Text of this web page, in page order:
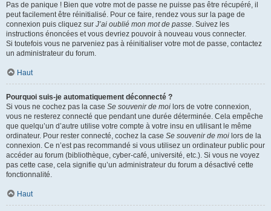
Pas de panique ! Bien que votre mot de passe ne puisse pas être récupéré, il
peut facilement être réinitialisé. Pour ce faire, rendez vous sur la page de
connexion puis cliquez sur J’ai oublié mon mot de passe. Suivez les
instructions énoncées et vous devriez pouvoir à nouveau vous connecter.
Si toutefois vous ne parveniez pas à réinitialiser votre mot de passe, contactez
un administrateur du forum.
Haut
Pourquoi suis-je automatiquement déconnecté ?
Si vous ne cochez pas la case Se souvenir de moi lors de votre connexion,
vous ne resterez connecté que pendant une durée déterminée. Cela empêche
que quelqu’un d’autre utilise votre compte à votre insu en utilisant le même
ordinateur. Pour rester connecté, cochez la case Se souvenir de moi lors de la
connexion. Ce n’est pas recommandé si vous utilisez un ordinateur public pour
accéder au forum (bibliothèque, cyber-café, université, etc.). Si vous ne voyez
pas cette case, cela signifie qu’un administrateur du forum a désactivé cette
fonctionnalité.
Haut